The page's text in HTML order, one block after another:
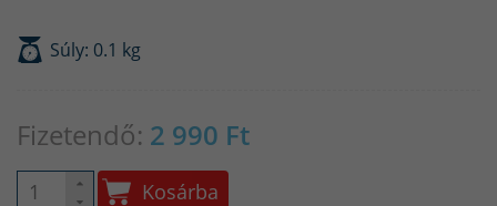
Súly: 0.1 kg
Fizetendő: 2 990 Ft
Kosárba